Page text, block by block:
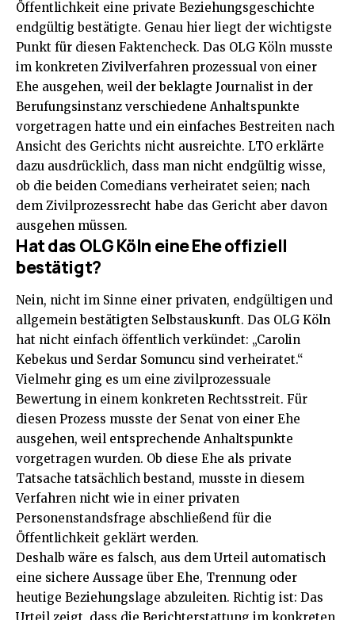
Öffentlichkeit eine private Beziehungsgeschichte
endgültig bestätigte. Genau hier liegt der wichtigste
Punkt für diesen Faktencheck. Das OLG Köln musste
im konkreten Zivilverfahren prozessual von einer
Ehe ausgehen, weil der beklagte Journalist in der
Berufungsinstanz verschiedene Anhaltspunkte
vorgetragen hatte und ein einfaches Bestreiten nach
Ansicht des Gerichts nicht ausreichte. LTO erklärte
dazu ausdrücklich, dass man nicht endgültig wisse,
ob die beiden Comedians verheiratet seien; nach
dem Zivilprozessrecht habe das Gericht aber davon
ausgehen müssen.
Hat das OLG Köln eine Ehe offiziell
bestätigt?
Nein, nicht im Sinne einer privaten, endgültigen und
allgemein bestätigten Selbstauskunft. Das OLG Köln
hat nicht einfach öffentlich verkündet: „Carolin
Kebekus und Serdar Somuncu sind verheiratet.“
Vielmehr ging es um eine zivilprozessuale
Bewertung in einem konkreten Rechtsstreit. Für
diesen Prozess musste der Senat von einer Ehe
ausgehen, weil entsprechende Anhaltspunkte
vorgetragen wurden. Ob diese Ehe als private
Tatsache tatsächlich bestand, musste in diesem
Verfahren nicht wie in einer privaten
Personenstandsfrage abschließend für die
Öffentlichkeit geklärt werden.
Deshalb wäre es falsch, aus dem Urteil automatisch
eine sichere Aussage über Ehe, Trennung oder
heutige Beziehungslage abzuleiten. Richtig ist: Das